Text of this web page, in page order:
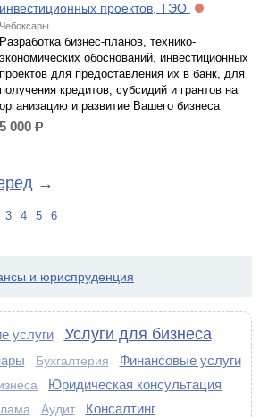
инвестиционных проектов, ТЭО
Чебоксары
Разработка бизнес-планов, технико-
экономических обоснований, инвестиционных
проектов для предоставления их в банк, для
получения кредитов, субсидий и грантов на
организацию и развитие Вашего бизнеса
5 000 р.
→
3 4 5 6
и юриспруденция
услуги Услуги для бизнеса
Бухгалтерия Финансовые услуги
Юридическая консультация
Аудит Консалтинг